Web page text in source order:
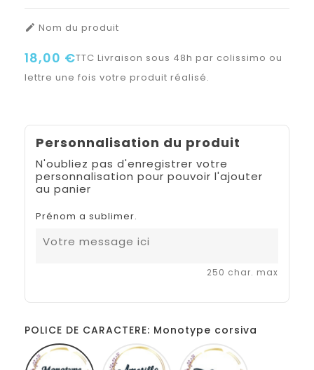
 Nom du produit
18,00 €TTC Livraison sous 48h par colissimo ou
lettre une fois votre produit réalisé.
Personnalisation du produit
N'oubliez pas d'enregistrer votre
personnalisation pour pouvoir l'ajouter
au panier
Prénom a sublimer.
250 char. max
POLICE DE CARACTERE: Monotype corsiva
Monotype
corsiva
Amarillo